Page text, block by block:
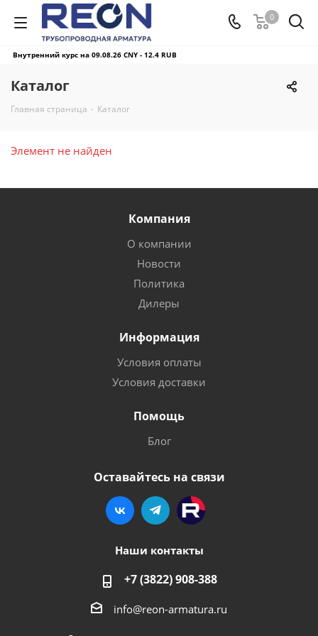
0
Внутренний курс на 09.08.26 CNY - 12.4 RUB
Каталог
Главная страница - Каталог
Элемент не найден
Компания
О компании
Новости
Политика
Дилеры
Информация
Условия оплаты
Условия доставки
Помощь
Блог
Оставайтесь на связи
Наши контакты
+7 (3822) 908-388
info@reon-armatura.ru